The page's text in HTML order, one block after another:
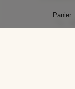
Panier